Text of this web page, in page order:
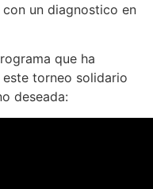
un diagnostico en
que ha
torneo solidario
deseada: